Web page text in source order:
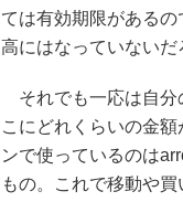
ては有効期限がある
高にはなっていないだ
それでも一応は自分
こにどれくらいの金
ンで使っているのは
もの。これで移動や